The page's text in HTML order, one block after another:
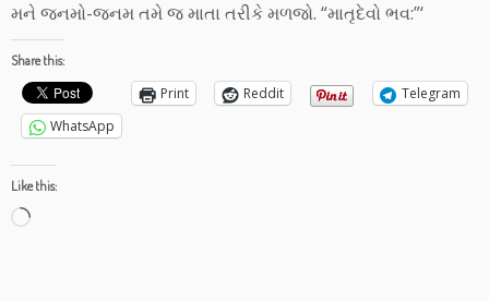
મને જનમો-જનમ તમે જ માતા તરીકે મળજો. “માતૃદેવો ભવ:”‘
Share this:
Print Reddit
Telegram
WhatsApp
Like this:
Loading…